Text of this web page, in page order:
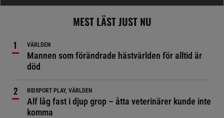
MEST LÄST JUST NU
VÄRLDEN
Mannen som förändrade hästvärlden för alltid är
död
RIDSPORT PLAY, VÄRLDEN
Alf låg fast i djup grop – åtta veterinärer kunde inte
komma